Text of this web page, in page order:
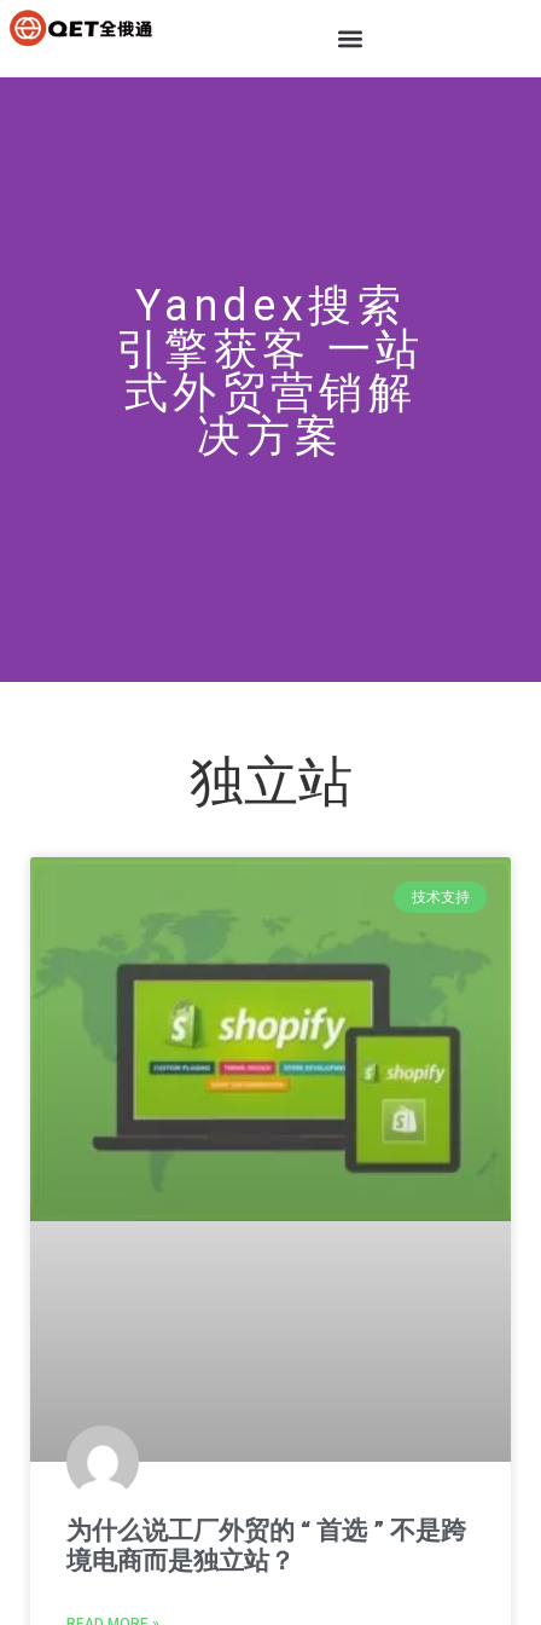
Yandex搜索
引擎获客 一站
式外贸营销解
决方案
独立站
技术支持
为什么说工厂外贸的 “ 首选 ” 不是跨
境电商而是独立站？